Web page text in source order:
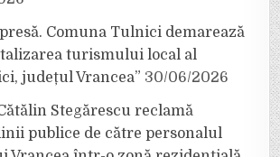
Comuna Tulnici demarează
turismului local al
județul Vrancea” 30/06/2026
Stegărescu reclamă
publice de către personalul